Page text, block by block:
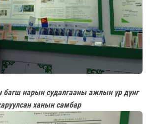
багш нарын судалгааны ажлын үр дүнг
ханын самбар